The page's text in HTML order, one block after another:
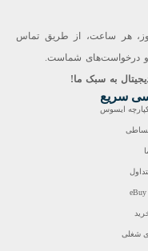
هر ساعت، از طریق تماس
و درخواست‌های شماست.
به سبک ما!
سریع
ایسوس
شغلی